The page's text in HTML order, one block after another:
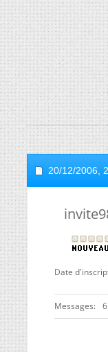
20/12/2006,
Date
Messages 6